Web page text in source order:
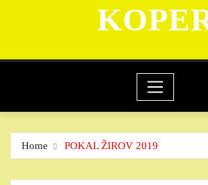
Home POKAL ŽIROV 2019